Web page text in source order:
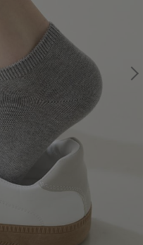
キッズ
ギフトラッピング